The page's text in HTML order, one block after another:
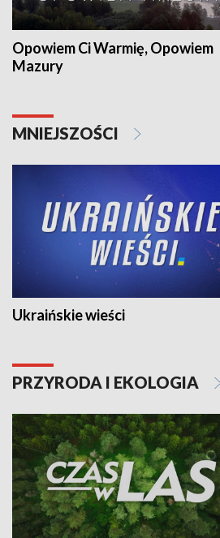
Opowiem Ci Warmię, Opowiem
Mazury
MNIEJSZOŚCI
Ukraińskie wieści
PRZYRODA I EKOLOGIA